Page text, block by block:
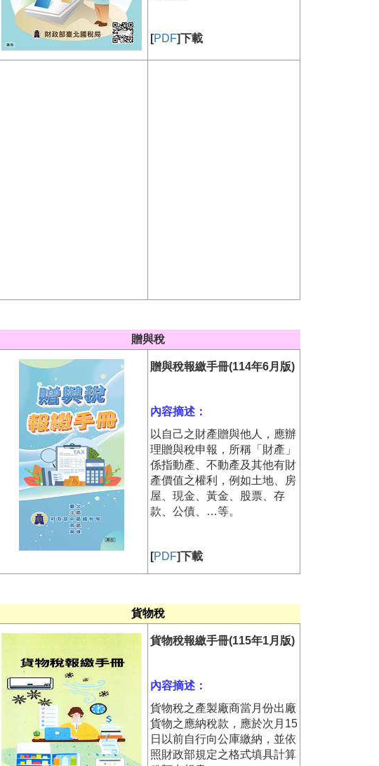
[PDF]下載
贈與稅
贈與稅報繳手冊(114年6月版)
內容摘述：
以自己之財產贈與他人，應辦
理贈與稅申報，所稱「財產」
係指動產、不動產及其他有財
產價值之權利，例如土地、房
屋、現金、黃金、股票、存
款、公債、…等。
[PDF]下載
貨物稅
貨物稅報繳手冊(115年1月版)
內容摘述：
貨物稅之產製廠商當月份出廠
貨物之應納稅款，應於次月15
日以前自行向公庫繳納，並依
照財政部規定之格式填具計算